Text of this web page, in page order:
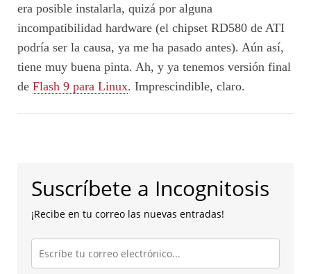
era posible instalarla, quizá por alguna
incompatibilidad hardware (el chipset RD580 de ATI
podría ser la causa, ya me ha pasado antes). Aún así,
tiene muy buena pinta. Ah, y ya tenemos versión final
de Flash 9 para Linux. Imprescindible, claro.
Suscríbete a Incognitosis
¡Recibe en tu correo las nuevas entradas!
Escribe
tu